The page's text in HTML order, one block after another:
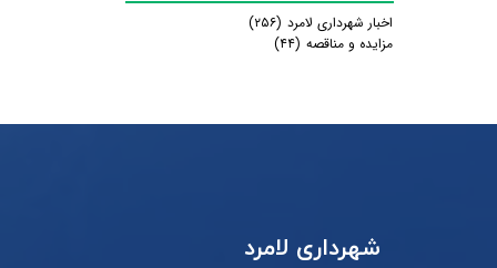
اخبار شهرداری لامرد (۲۵۶)
مزایده و مناقصه (۴۴)
شهرداری لامرد